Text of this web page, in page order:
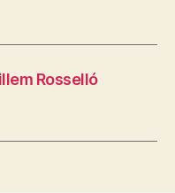
Rosselló